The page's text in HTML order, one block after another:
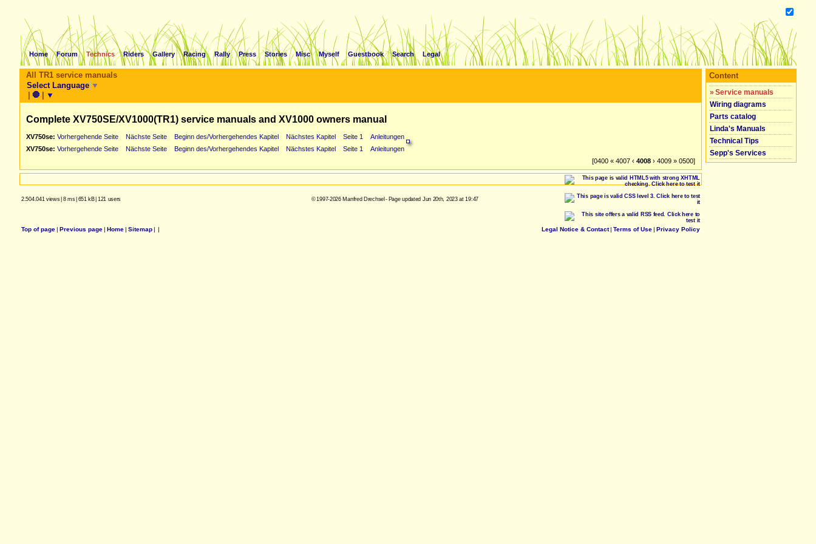
Home Forum Technics Riders Gallery Racing Rally Press Stories Misc Myself Guestbook Search Legal
All TR1 service manuals
Select Language ▼
| 🛑 | ▼
Complete XV750SE/XV1000(TR1) service manuals and XV1000 owners manual
XV750se: Vorhergehende Seite Nächste Seite Beginn des/Vorhergehendes Kapitel Nächstes Kapitel Seite 1
Anleitungen
XV750se: Vorhergehende Seite Nächste Seite Beginn des/Vorhergehendes Kapitel Nächstes Kapitel Seite 1
Anleitungen
[0400 « 4007 ‹ 4008 › 4009 » 0500]
Content
» Service manuals
Wiring diagrams
Parts catalog
Linda's Manuals
Technical Tips
Sepp's Services
2.504.041 views| 8 ms| 651 kB| 121 users © 1997-2026 Manfred Drechsel - Page updated Jun 20th, 2023 at 19:47
Top of page| Previous page| Home| Sitemap| | Legal Notice & Contact| Terms of Use| Privacy Policy